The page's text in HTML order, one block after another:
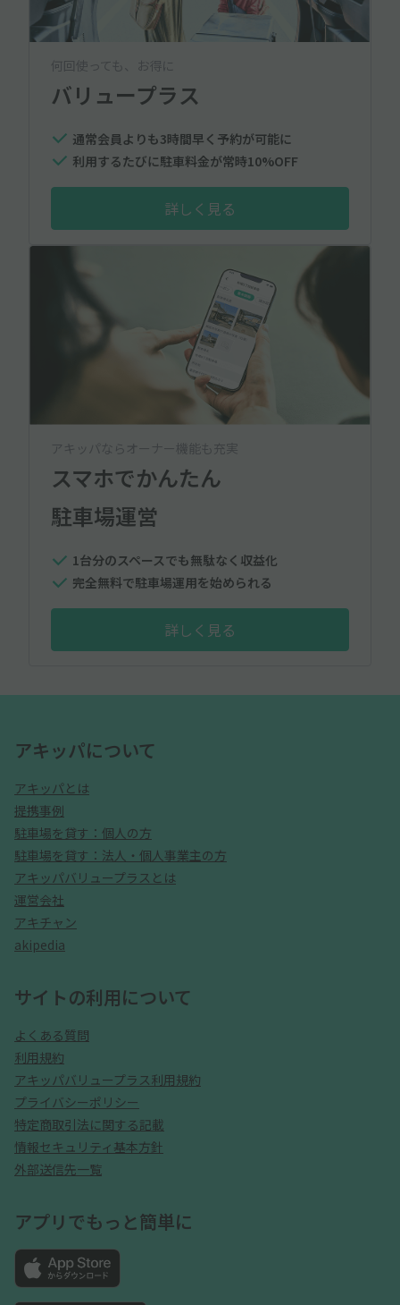
何回使っても、お得に
バリュープラス
通常会員よりも3時間早く予約が可能に
利用するたびに駐車料金が常時10%OFF
詳しく見る
アキッパならオーナー機能も充実
スマホでかんたん
駐車場運営
1台分のスペースでも無駄なく収益化
完全無料で駐車場運用を始められる
詳しく見る
アキッパについて
アキッパとは
提携事例
駐車場を貸す：個人の方
駐車場を貸す：法人・個人事業主の方
アキッパバリュープラスとは
運営会社
アキチャン
akipedia
サイトの利用について
よくある質問
利用規約
アキッパバリュープラス利用規約
プライバシーポリシー
特定商取引法に関する記載
情報セキュリティ基本方針
外部送信先一覧
アプリでもっと簡単に